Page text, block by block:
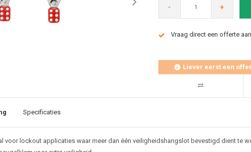
- +
Vraag direct een offerte aan
Liever eerst een
Specificaties
voor lockout applicaties waar meer dan één veiligheidshangslot bevestigd dient te